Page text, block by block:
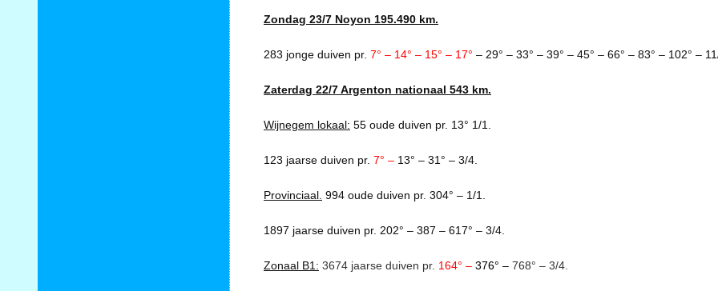
Zondag 23/7 Noyon 195.490 km.
283 jonge duiven pr. 7° – 14° – 15° – 17° – 29° – 33° – 39° – 45° – 66° – 83° – 102° –
Zaterdag 22/7 Argenton nationaal 543 km.
Wijnegem lokaal: 55 oude duiven pr. 13° 1/1.
123 jaarse duiven pr. 7° – 13° – 31° – 3/4.
Provinciaal. 994 oude duiven pr. 304° – 1/1.
1897 jaarse duiven pr. 202° – 387 – 617° – 3/4.
Zonaal B1: 3674 jaarse duiven pr. 164° – 376° – 768° – 3/4.